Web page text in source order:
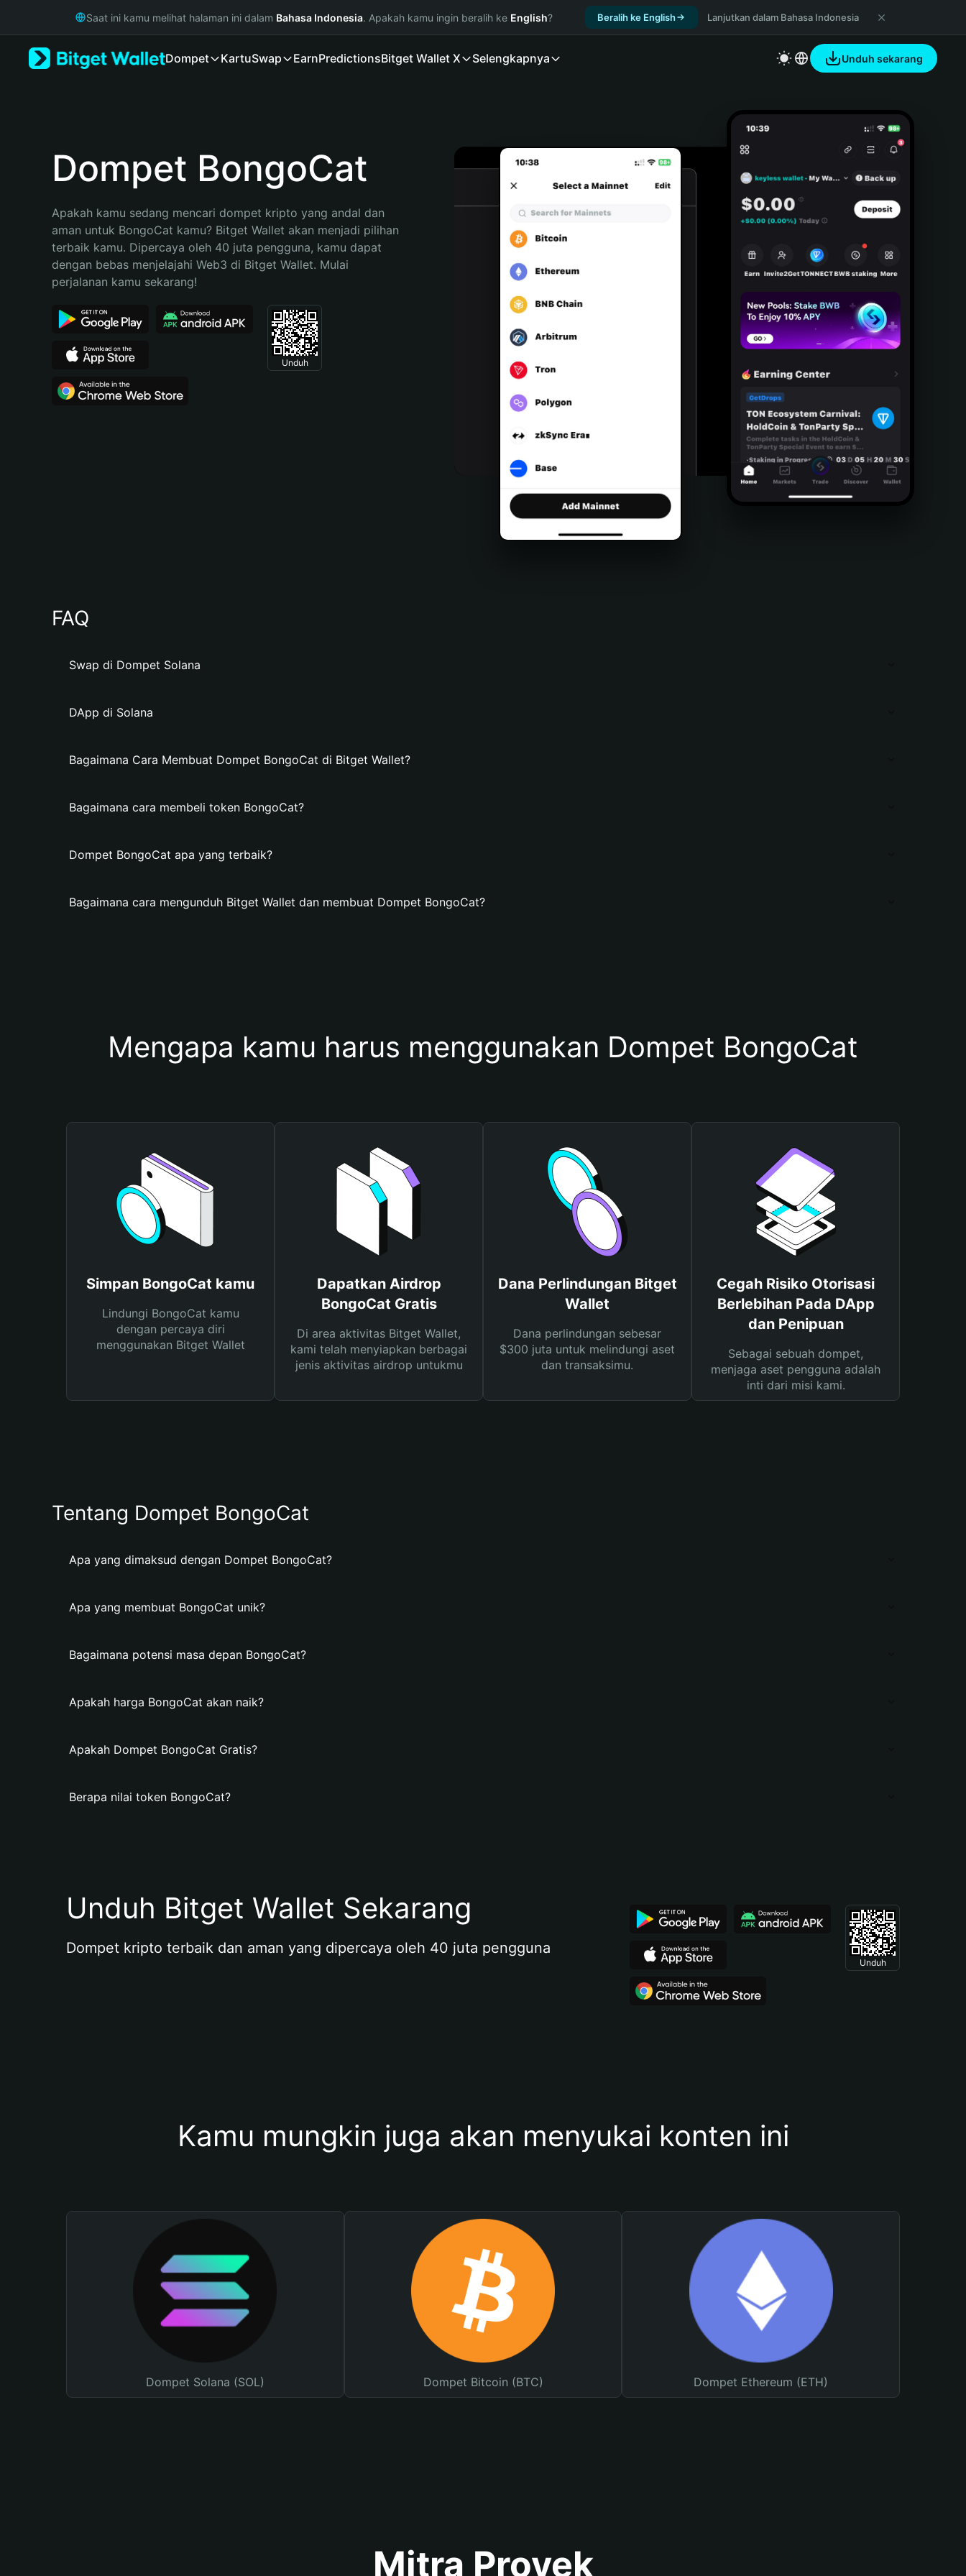
Русский
Bahasa Indonesia
Español (Argentina)
Saat ini kamu melihat halaman ini dalam Bahasa Indonesia. Apakah kamu ingin beralih ke English? Beralih ke English Lanjutkan dalam Bahasa Indonesia
Dompet KartuSwap EarnPredictionsBitget Wallet X Selengkapnya Unduh sekarang
Dompet BongoCat
Apakah kamu sedang mencari dompet kripto yang andal dan
aman untuk BongoCat kamu? Bitget Wallet akan menjadi pilihan
terbaik kamu. Dipercaya oleh 40 juta pengguna, kamu dapat
dengan bebas menjelajahi Web3 di Bitget Wallet. Mulai
perjalanan kamu sekarang!
Unduh
FAQ
Swap di Dompet Solana
DApp di Solana
Bagaimana Cara Membuat Dompet BongoCat di Bitget Wallet?
Bagaimana cara membeli token BongoCat?
Dompet BongoCat apa yang terbaik?
Bagaimana cara mengunduh Bitget Wallet dan membuat Dompet BongoCat?
Mengapa kamu harus menggunakan Dompet BongoCat
Simpan BongoCat kamu
Lindungi BongoCat kamu
dengan percaya diri
menggunakan Bitget Wallet
Dapatkan Airdrop
BongoCat Gratis
Di area aktivitas Bitget Wallet,
kami telah menyiapkan berbagai
jenis aktivitas airdrop untukmu
Dana Perlindungan Bitget
Wallet
Dana perlindungan sebesar
$300 juta untuk melindungi aset
dan transaksimu.
Cegah Risiko Otorisasi
Berlebihan Pada DApp
dan Penipuan
Sebagai sebuah dompet,
menjaga aset pengguna adalah
inti dari misi kami.
Tentang Dompet BongoCat
Apa yang dimaksud dengan Dompet BongoCat?
Apa yang membuat BongoCat unik?
Bagaimana potensi masa depan BongoCat?
Apakah harga BongoCat akan naik?
Apakah Dompet BongoCat Gratis?
Berapa nilai token BongoCat?
Unduh Bitget Wallet Sekarang
Dompet kripto terbaik dan aman yang dipercaya oleh 40 juta pengguna
Unduh
Kamu mungkin juga akan menyukai konten ini
Dompet Solana (SOL) Dompet Bitcoin (BTC) Dompet Ethereum (ETH)
Mitra Proyek